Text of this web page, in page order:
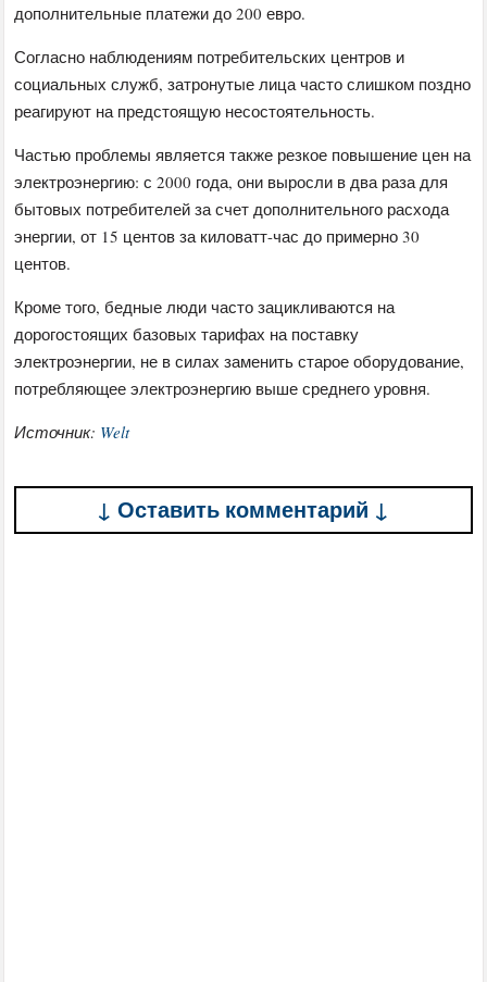
дополнительные платежи до 200 евро.
Согласно наблюдениям потребительских центров и
социальных служб, затронутые лица часто слишком поздно
реагируют на предстоящую несостоятельность.
Частью проблемы является также резкое повышение цен на
электроэнергию: с 2000 года, они выросли в два раза для
бытовых потребителей за счет дополнительного расхода
энергии, от 15 центов за киловатт-час до примерно 30
центов.
Кроме того, бедные люди часто зацикливаются на
дорогостоящих базовых тарифах на поставку
электроэнергии, не в силах заменить старое оборудование,
потребляющее электроэнергию выше среднего уровня.
Источник: Welt
↓ Оставить комментарий ↓